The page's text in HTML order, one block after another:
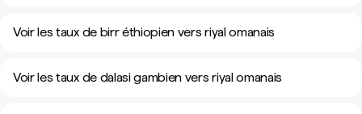
Voir les taux de birr éthiopien vers riyal omanais
Voir les taux de dalasi gambien vers riyal omanais